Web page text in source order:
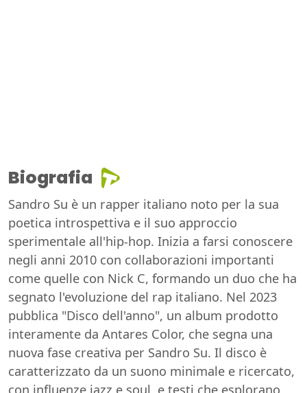
Biografia
Sandro Su è un rapper italiano noto per la sua
poetica introspettiva e il suo approccio
sperimentale all'hip-hop. Inizia a farsi conoscere
negli anni 2010 con collaborazioni importanti
come quelle con Nick C, formando un duo che ha
segnato l'evoluzione del rap italiano. Nel 2023
pubblica "Disco dell'anno", un album prodotto
interamente da Antares Color, che segna una
nuova fase creativa per Sandro Su. Il disco è
caratterizzato da un suono minimale e ricercato,
con influenze jazz e soul, e testi che esplorano